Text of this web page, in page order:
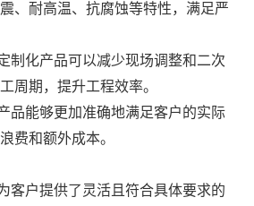
、耐高温、抗腐蚀等特性，满足严
制化产品可以减少现场调整和二次
周期，提升工程效率。
品能够更加准确地满足客户的实际
费和额外成本。
客户提供了灵活且符合具体要求的